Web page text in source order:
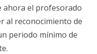
ahora el profesorado
al reconocimiento de
periodo mínimo de